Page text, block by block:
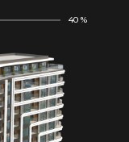
40 %